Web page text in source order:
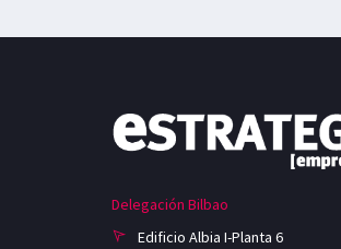
Delegación Bilbao
Edificio Albia I-Planta 6